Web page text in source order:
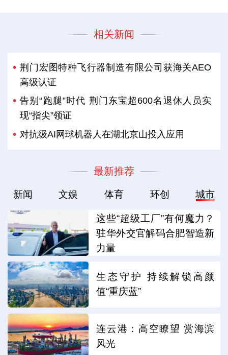
相关新闻
荆门宏图特种飞行器制造有限公司获海关AEO
高级认证
告别“跑腿”时代 荆门东宝超600名退休人员实
现“指尖”领证
对抗级AI网球机器人在湖北京山投入应用
最新推荐
新闻 文娱 体育 环创 城市
这些“超级工厂”有何魔力？
驻华外交官解码合肥智造新
力量
生态守护 持续解锁高颜
值“重庆蓝”
连云港：高空瞭望 赏海滨
风光